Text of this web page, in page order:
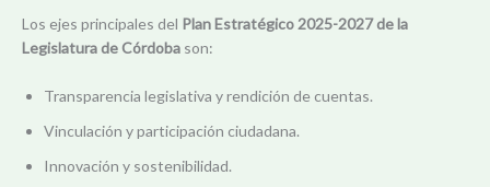
Los ejes principales del Plan Estratégico 2025-2027 de la
Legislatura de Córdoba son:
Transparencia legislativa y rendición de cuentas.
Vinculación y participación ciudadana.
Innovación y sostenibilidad.